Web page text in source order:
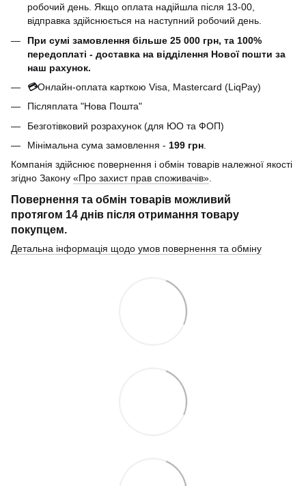
робочий день. Якщо оплата надійшла після 13-00,
відправка здійснюється на наступний робочий день.
При сумі замовлення більше 25 000 грн, та 100%
передоплаті - доставка на відділення Нової пошти за
наш рахунок.
💳Онлайн-оплата карткою Visa, Mastercard (LiqPay)
Післяплата "Нова Пошта"
Безготівковий розрахунок (для ЮО та ФОП)
Мінімальна сума замовлення - 199 грн
Компанія здійснює повернення і обмін товарів належної якості
згідно Закону «Про захист прав споживачів».
Повернення та обмін товарів можливий
протягом 14 днів після отримання товару
покупцем.
Детальна інформація щодо умов повернення та обміну